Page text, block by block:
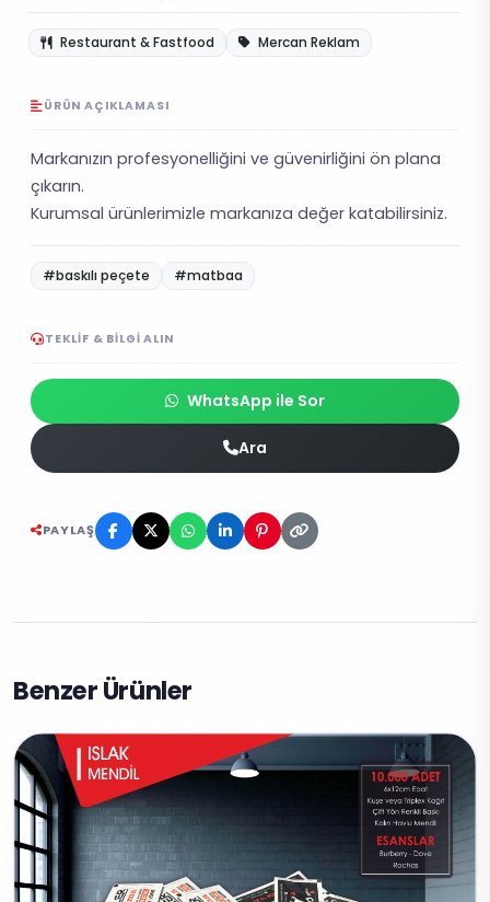
Restaurant & Fastfood Mercan Reklam
ÜRÜN AÇIKLAMASI
Markanızın profesyonelliğini ve güvenirliğini ön plana
çıkarın.
Kurumsal ürünlerimizle markanıza değer katabilirsiniz.
#baskılı peçete #matbaa
TEKLIF & BILGI ALIN
WhatsApp ile Sor
Ara
PAYLAŞ
Benzer Ürünler